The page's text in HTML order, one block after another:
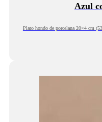
Azul
Plato hondo de porcelana 20×4 cm